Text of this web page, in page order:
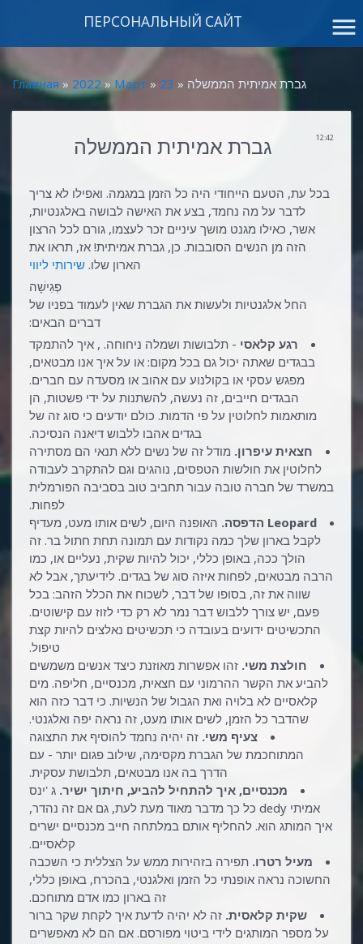
menu
ПЕРСОНАЛЬНЫЙ САЙТ
Главная » 2022 » Март » 23 » גברת אמיתית הממשלה
12:42 גברת אמיתית הממשלה
בכל עת, הטעם הייחודי היה כל הזמן במגמה. ואפילו לא צריך
לדבר על מה נחמד, בצע את האישה לבושה באלגנטיות,
אשר, כאילו מגנט מושך עיניים זכר לעצמו, גורם לכל הרצון
הזה מן הנשים הסובבות. כן, גברת אמיתית! אז, תראו את
הארון שלו. שירותי ליווי
פְּגִישָׁה
החל אלגנטיות ולעשות את הגברת שאין לעמוד בפניו של
דברים הבאים:
רגע קלאסי - תלבושות ושמלה ניחוחה. , איך להתמקד
בבגדים שאתה יכול גם בכל מקום: או על איך אנו מבטאים,
מפגש עסקי או בקולנוע עם אהוב או מסעדה עם חברים.
הבגדים חייבים, זה נעשה, להשתנות על ידי פשטות, הן
מותאמות לחלוטין על פי הדמות. כולם יודעים כי סוג זה של
בגדים אהבו ללבוש דיאנה הנסיכה.
חצאית עיפרון. מודל זה של נשים ללא תנאי הם מסתירה
לחלוטין את חולשות הטפסים, נוהגים וגם להתקרב לעבודה
במשרד של חברה טובה עבור תחביב טוב בסביבה הפורמלית
לפחות.
Leopard הדפסה.
האופנה היום, לשים אותו מעט, מעדיף
לקבל בארון שלך כמה נקודות עם תמונה תחת חתול בר. זה
הולך ככה, באופן כללי, יכול להיות שקית, נעליים או, כמו
הרבה מבטאים, לפחות איזה סוג של בגדים. לידיעתך, אבל לא
שווה את זה, בסופו של דבר, לשכוח את הכלל הזהב: בכל
פעם, יש צורך ללבוש דבר נמר לא רק כדי לזוז עם קישוטים.
התכשיטים ידועים בעובדה כי תכשיטים נאלצים להיות קצת
טיפול.
חולצת משי. זהו אפשרות מאוזנת כיצד אנשים משמשים
להביע את הקשר ההרמוני עם חצאית, מכנסיים, חליפה. מים
קלאסיים לא בלויה ואת הגבול של הנשיות. כי דבר כזה הוא
שהדבר כל הזמן, לשים אותו מעט, זה נראה יפה ואלגנטי.
צעיף משי. זה יהיה נחמד להוסיף את התצוגה
המתוחכמת של הגברת מקסימה, שילוב פגום יותר - עם
הדרך בה אנו מבטאים, תלבושת עסקית.
מכנסיים, איך להתחיל להביע, חיתוך ישיר. ג 'ינס
אמיתי dedy כל כך מדבר מאוד מעת לעת, גם אם זה נהדר,
איך המותג הוא. להחליף אותם במלתחה חייב מכנסיים ישרים
קלאסיים.
מעיל רטרו. תפירה בזהירות ממש על הצללית כי השכבה
החשוכה נראה אופנתי כל הזמן ואלגנטי, בהכרח, באופן כללי,
זה בארון כמו אדם מתוחכם.
שקית קלאסית. זה לא יהיה לדעת איך לקחת שקר ברור
על מספר המותגים לידי ביטוי מפורסם. אם הם לא מאפשרים